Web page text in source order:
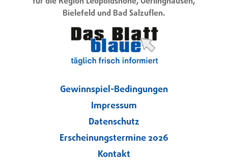
Bielefeld und Bad Salzuflen.
Gewinnspiel-Bedingungen
Impressum
Datenschutz
Erscheinungstermine 2026
Kontakt